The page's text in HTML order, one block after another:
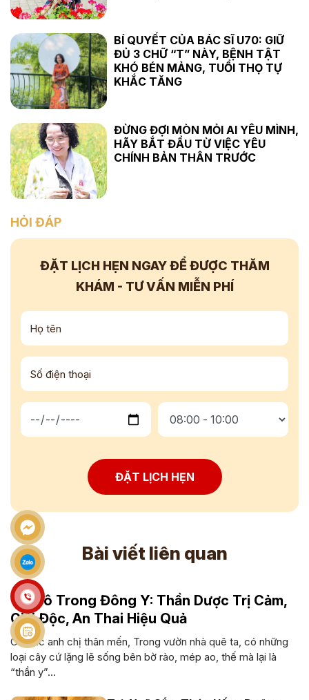
BÍ QUYẾT CỦA BÁC SĨ U70: GIỮ
ĐỦ 3 CHỮ “T” NÀY, BỆNH TẬT
KHÓ BÉN MẢNG, TUỔI THỌ TỰ
KHẮC TĂNG
ĐỪNG ĐỢI MÒN MỎI AI YÊU MÌNH,
HÃY BẮT ĐẦU TỪ VIỆC YÊU
CHÍNH BẢN THÂN TRƯỚC
HỎI ĐÁP
ĐẶT LỊCH HẸN NGAYĐỂ ĐƯỢC THĂM
KHÁM - TƯ VẤN MIỄN PHÍ
ĐẶT LỊCH HẸN
Bài viết liên quan
Tía Tô Trong Đông Y: Thần Dược Trị Cảm,
Giải Độc, An Thai Hiệu Quả
Cô bác anh chị thân mến, Trong vườn nhà quê ta, có những
loại cây cứ lặng lẽ sống bên bờ rào, mép ao, thế mà lại là
“thần y”...